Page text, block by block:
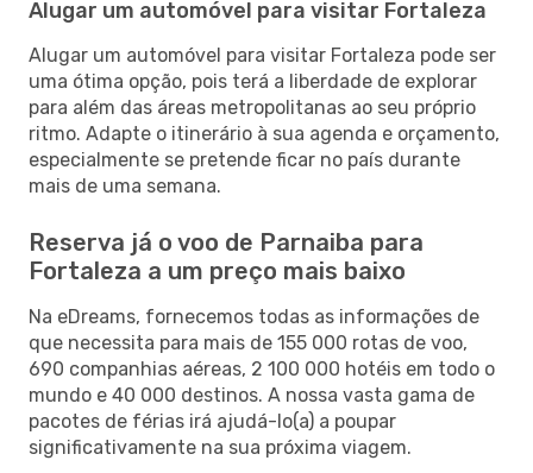
Alugar um automóvel para visitar Fortaleza
Alugar um automóvel para visitar Fortaleza pode ser
uma ótima opção, pois terá a liberdade de explorar
para além das áreas metropolitanas ao seu próprio
ritmo. Adapte o itinerário à sua agenda e orçamento,
especialmente se pretende ficar no país durante
mais de uma semana.
Reserva já o voo de Parnaiba para
Fortaleza a um preço mais baixo
Na eDreams, fornecemos todas as informações de
que necessita para mais de 155 000 rotas de voo,
690 companhias aéreas, 2 100 000 hotéis em todo o
mundo e 40 000 destinos. A nossa vasta gama de
pacotes de férias irá ajudá-lo(a) a poupar
significativamente na sua próxima viagem.